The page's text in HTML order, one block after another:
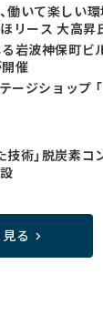
働いて楽しい
ほリース 大高昇
岩波神保町ビ
開催
ージショップ
術」脱炭素コ
る